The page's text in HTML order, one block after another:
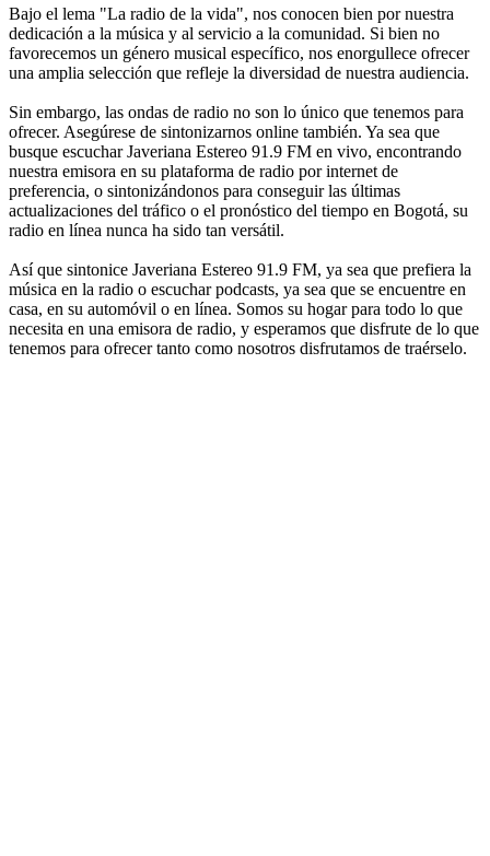
Bajo el lema "La radio de la vida", nos conocen bien por nuestra
dedicación a la música y al servicio a la comunidad. Si bien no
favorecemos un género musical específico, nos enorgullece ofrecer
una amplia selección que refleje la diversidad de nuestra audiencia.
Sin embargo, las ondas de radio no son lo único que tenemos para
ofrecer. Asegúrese de sintonizarnos online también. Ya sea que
busque escuchar Javeriana Estereo 91.9 FM en vivo, encontrando
nuestra emisora en su plataforma de radio por internet de
preferencia, o sintonizándonos para conseguir las últimas
actualizaciones del tráfico o el pronóstico del tiempo en Bogotá, su
radio en línea nunca ha sido tan versátil.
Así que sintonice Javeriana Estereo 91.9 FM, ya sea que prefiera la
música en la radio o escuchar podcasts, ya sea que se encuentre en
casa, en su automóvil o en línea. Somos su hogar para todo lo que
necesita en una emisora de radio, y esperamos que disfrute de lo que
tenemos para ofrecer tanto como nosotros disfrutamos de traérselo.